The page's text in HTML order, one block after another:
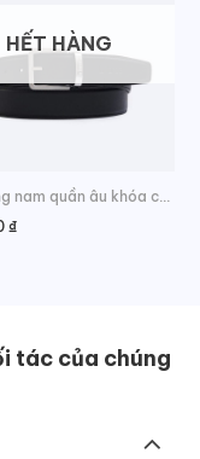
HẾT HÀNG
Thắt lưng nam quần âu khóa cài màu bạc
₫
tác của chúng